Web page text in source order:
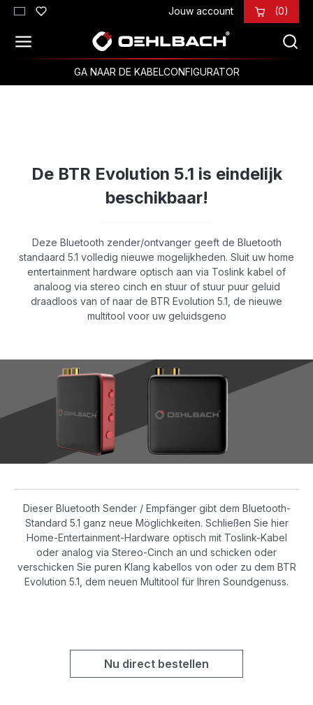
Ga naar de hoofdinhoud Jouw account (0)
GA NAAR DE KABELCONFIGURATOR
De BTR Evolution 5.1 is eindelijk
beschikbaar!
Deze Bluetooth zender/ontvanger geeft de Bluetooth
standaard 5.1 volledig nieuwe mogelijkheden. Sluit uw home
entertainment hardware optisch aan via Toslink kabel of
analoog via stereo cinch en stuur of stuur puur geluid
draadloos van of naar de BTR Evolution 5.1, de nieuwe
multitool voor uw geluidsgeno
Dieser Bluetooth Sender / Empfänger gibt dem Bluetooth-
Standard 5.1 ganz neue Möglichkeiten. Schließen Sie hier
Home-Entertainment-Hardware optisch mit Toslink-Kabel
oder analog via Stereo-Cinch an und schicken oder
verschicken Sie puren Klang kabellos von oder zu dem BTR
Evolution 5.1, dem neuen Multitool für Ihren Soundgenuss.
Nu direct bestellen